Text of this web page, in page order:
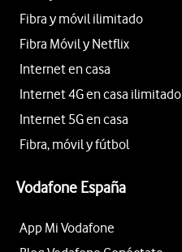
Fibra y móvil ilimitado
Fibra Móvil y Netflix
Internet en casa
Internet 4G en casa ilimitado
Internet 5G en casa
Fibra, móvil y fútbol
Vodafone España
App Mi Vodafone